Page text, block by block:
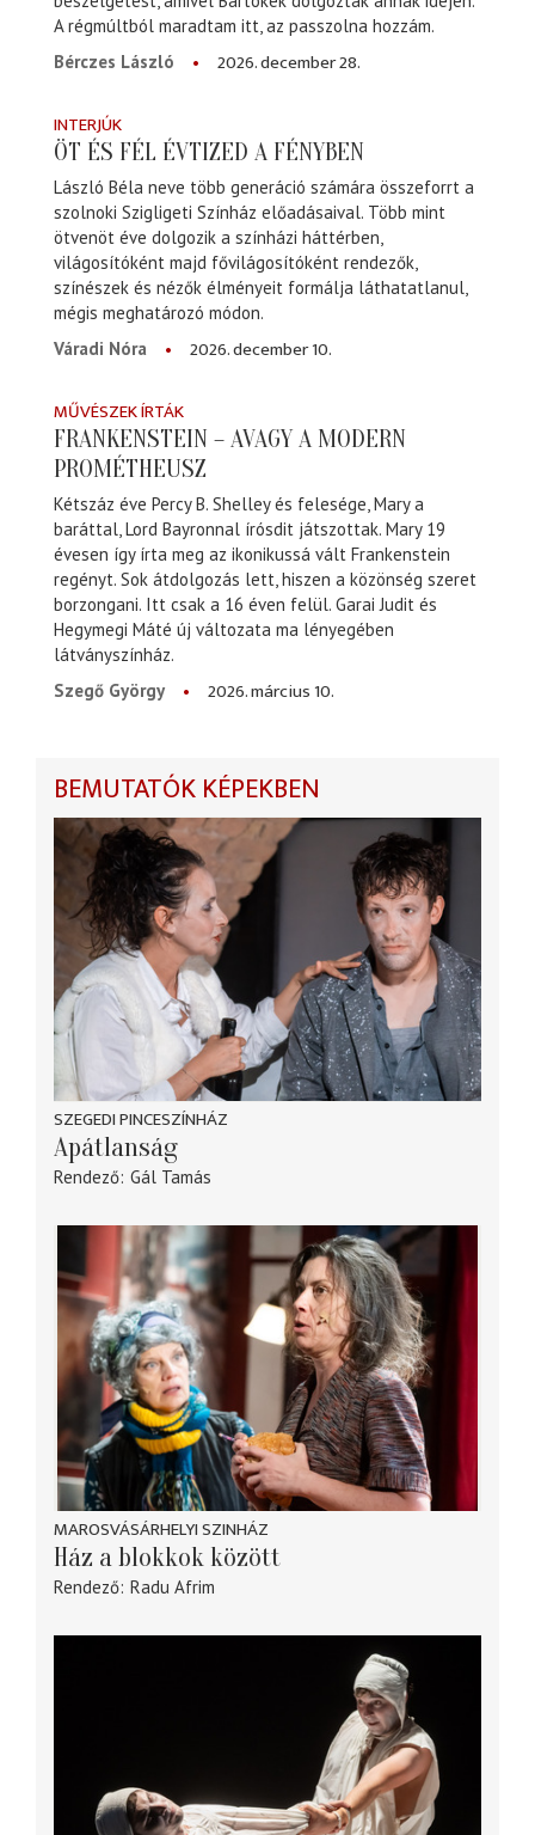
A régmúltból maradtam itt, az passzolna hozzám.
Bérczes László
2026. december 28.
INTERJÚK
ÖT ÉS FÉL ÉVTIZED A FÉNYBEN
László Béla neve több generáció számára összeforrt a
szolnoki Szigligeti Színház előadásaival. Több mint
ötvenöt éve dolgozik a színházi háttérben,
világosítóként majd fővilágosítóként rendezők,
színészek és nézők élményeit formálja láthatatlanul,
mégis meghatározó módon.
Váradi Nóra
2026. december 10.
MŰVÉSZEK ÍRTÁK
FRANKENSTEIN – AVAGY A MODERN
PROMÉTHEUSZ
Kétszáz éve Percy B. Shelley és felesége, Mary a
baráttal, Lord Bayronnal írósdit játszottak. Mary 19
évesen így írta meg az ikonikussá vált Frankenstein
regényt. Sok átdolgozás lett, hiszen a közönség szeret
borzongani. Itt csak a 16 éven felül. Garai Judit és
Hegymegi Máté új változata ma lényegében
látványszínház.
Szegő György
2026. március 10.
BEMUTATÓK KÉPEKBEN
SZEGEDI PINCESZÍNHÁZ
Apátlanság
Rendező Gál Tamás
MAROSVÁSÁRHELYI SZINHÁZ
Ház a blokkok között
Rendező Radu Afrim